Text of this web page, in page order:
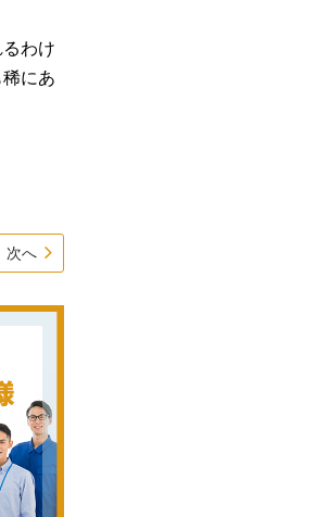
わけ
にあ
次へ